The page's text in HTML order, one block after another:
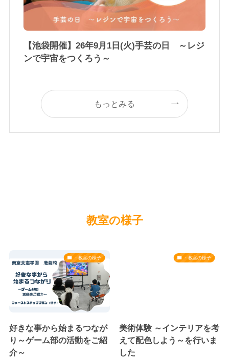
【池袋開催】26年9月1日(火)手芸の日 ～レジ
ンで宇宙をつくろう～
もっとみる
教室の様子
・教室の様子
好きな事から始まるつなが
り～ゲーム部の活動をご紹
介～
・教室の様子
美術体験 ～インテリアを考
えて配色しよう～を行いま
した